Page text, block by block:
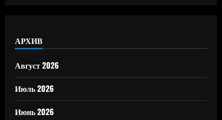
АРХИВ
Август 2026
Июль 2026
Июнь 2026